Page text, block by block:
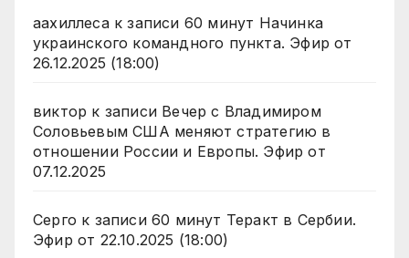
аахиллесак записи 60 минут Начинка
украинского командного пункта. Эфир от
26.12.2025 (18:00)
виктор к записи Вечер с Владимиром
Соловьевым США меняют стратегию в
отношении России и Европы. Эфир от
07.12.2025
Серго к записи 60 минут Теракт в Сербии.
Эфир от 22.10.2025 (18:00)